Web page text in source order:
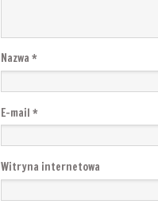
Nazwa *
E-mail *
Witryna internetowa